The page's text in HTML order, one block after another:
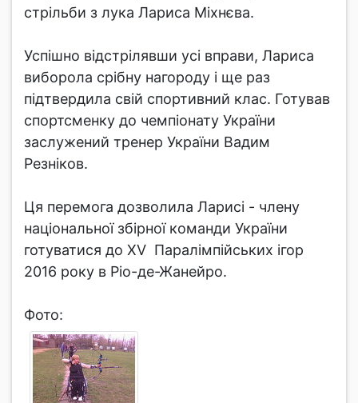
стрільби з лука Лариса Міхнєва.
Успішно відстрілявши усі вправи, Лариса
виборола срібну нагороду і ще раз
підтвердила свій спортивний клас. Готував
спортсменку до чемпіонату України
заслужений тренер України Вадим
Резніков.
Ця перемога дозволила Ларисі - члену
національної збірної команди України
готуватися до XV Паралімпійських ігор
2016 року в Ріо-де-Жанейро.
Фото: